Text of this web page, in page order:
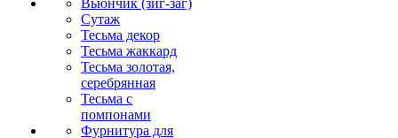
Вьюнчик (зиг-заг)
Сутаж
Тесьма декор
Тесьма жаккард
Тесьма золотая,
серебрянная
Тесьма с
помпонами
Фурнитура для